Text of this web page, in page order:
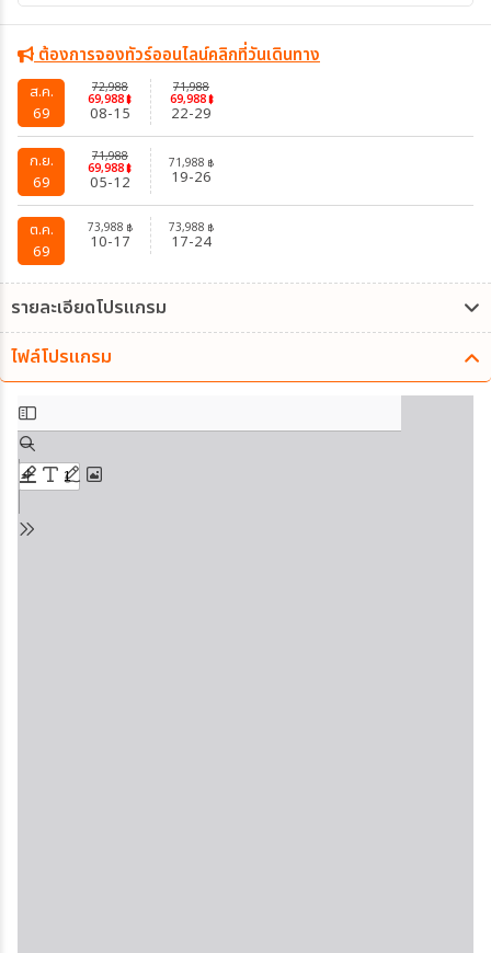
ต้องการจองทัวร์ออนไลน์คลิกที่วันเดินทาง
ส.ค.
69
72,988
69,988฿
08-15
71,988
69,988฿
22-29
ก.ย.
69
71,988
69,988฿
05-12
71,988 ฿
19-26
ต.ค.
69
73,988 ฿
10-17
73,988 ฿
17-24
รายละเอียดโปรแกรม
ไฟล์โปรแกรม